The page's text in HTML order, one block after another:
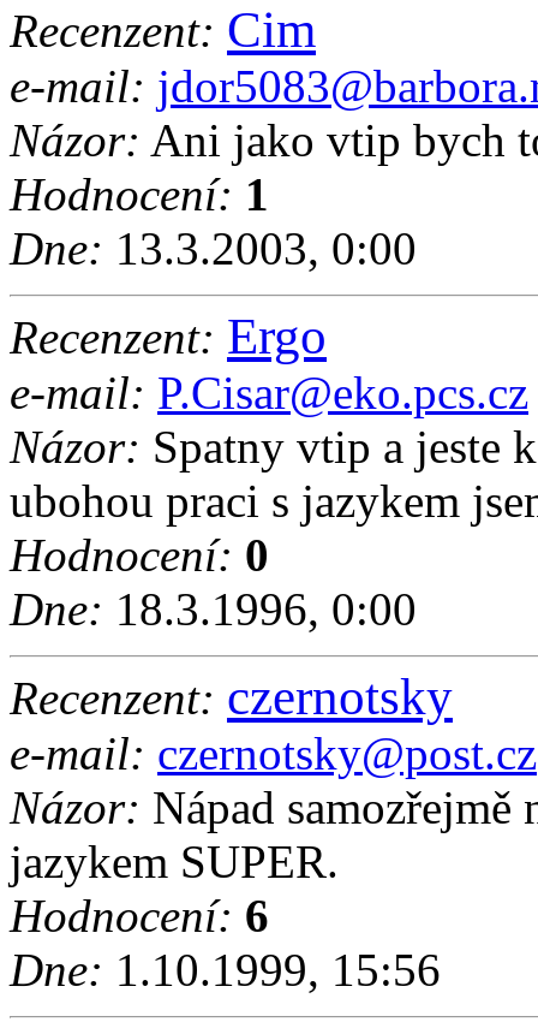
Recenzent: Cim
e-mail:
Názor: Ani jako vtip bych
Hodnocení: 1
Dne: 13.3.2003, 0:00
Recenzent: Ergo
e-mail: P.Cisar@eko.pcs.cz
Názor: Spatny vtip a jeste
ubohou praci s jazykem
Hodnocení: 0
Dne: 18.3.1996, 0:00
Recenzent: czernotsky
e-mail: czernotsky@post.cz
Názor: Nápad samozřejmě
jazykem SUPER.
Hodnocení: 6
Dne: 1.10.1999, 15:56